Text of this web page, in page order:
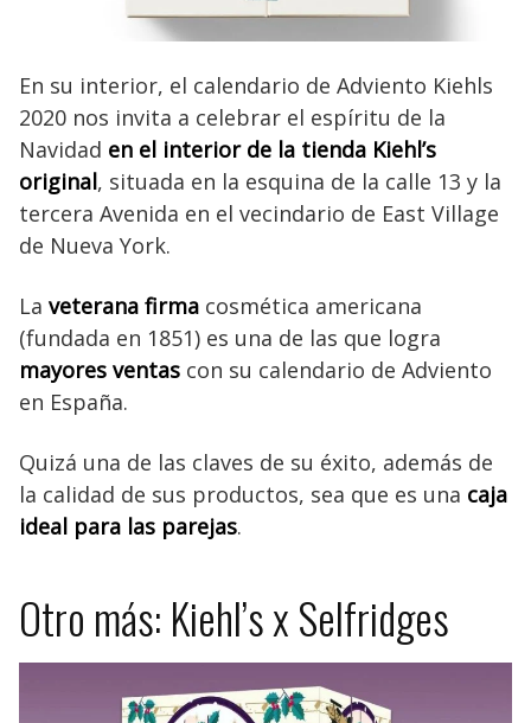
En su interior, el calendario de Adviento Kiehls
2020 nos invita a celebrar el espíritu de la
Navidad en el interior de la tienda Kiehl’s
original, situada en la esquina de la calle 13 y la
tercera Avenida en el vecindario de East Village
de Nueva York.
La veterana firma cosmética americana
(fundada en 1851) es una de las que logra
mayores ventas con su calendario de Adviento
en España.
Quizá una de las claves de su éxito, además de
la calidad de sus productos, sea que es una caja
ideal para las parejas.
Otro más: Kiehl’s x Selfridges